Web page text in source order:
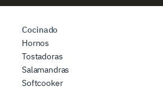
combinarle con altre informazioni
che hanno raccolto dal suo utilizzo
Cocinado
Hornos
Tostadoras
Salamandras
Softcooker